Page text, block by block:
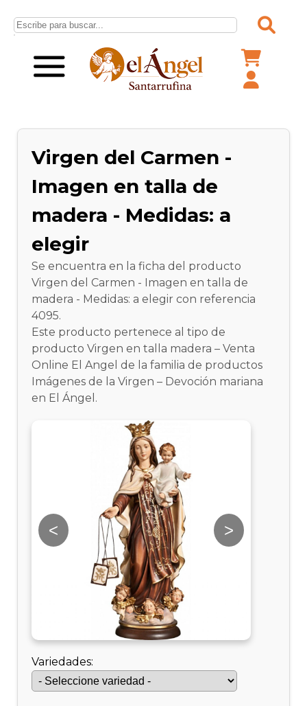
Virgen del Carmen -
Imagen en talla de
madera - Medidas: a
elegir
Se encuentra en la ficha del producto
Virgen del Carmen - Imagen en talla de
madera - Medidas: a elegir con referencia
4095.
Este producto pertenece al tipo de
producto Virgen en talla madera – Venta
Online El Angel de la familia de productos
Imágenes de la Virgen – Devoción mariana
en El Ángel.
< >
Variedades: